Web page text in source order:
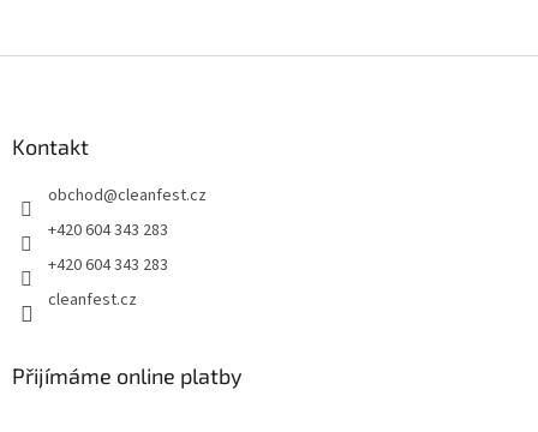
Kontakt
obchod@cleanfest.cz
+420 604 343 283
+420 604 343 283
cleanfest.cz
Přijímáme online platby